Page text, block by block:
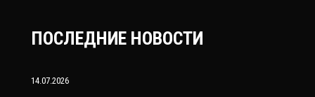
ПОСЛЕДНИЕ НОВОСТИ
14.07.2026